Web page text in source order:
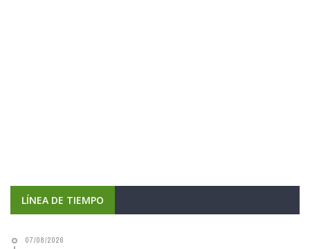
LÍNEA DE TIEMPO
07/08/2026